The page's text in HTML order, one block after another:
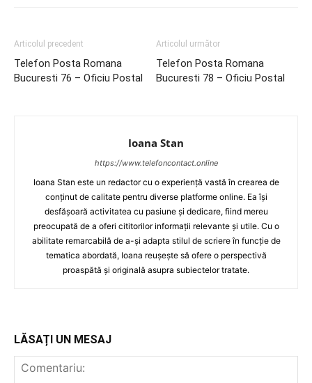
Articolul precedent
Telefon Posta Romana
Bucuresti 76 – Oficiu Postal
Articolul următor
Telefon Posta Romana
Bucuresti 78 – Oficiu Postal
Ioana Stan
https://www.telefoncontact.online
Ioana Stan este un redactor cu o experiență vastă în crearea de
conținut de calitate pentru diverse platforme online. Ea își
desfășoară activitatea cu pasiune și dedicare, fiind mereu
preocupată de a oferi cititorilor informații relevante și utile. Cu o
abilitate remarcabilă de a-și adapta stilul de scriere în funcție de
tematica abordată, Ioana reușește să ofere o perspectivă
proaspătă și originală asupra subiectelor tratate.
LĂSAȚI UN MESAJ